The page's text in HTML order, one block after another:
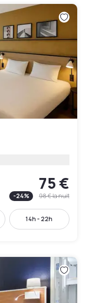
75 €
-24% 98 €la nuit
14h - 22h